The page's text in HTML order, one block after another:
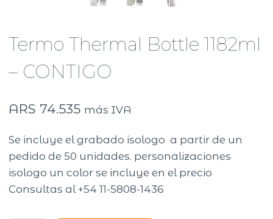
Termo Thermal Bottle 1182ml
– CONTIGO
ARS 74.535 más IVA
Se incluye el grabado isologo a partir de un
pedido de 50 unidades. personalizaciones
isologo un color se incluye en el precio
Consultas al +54 11-5808-1436